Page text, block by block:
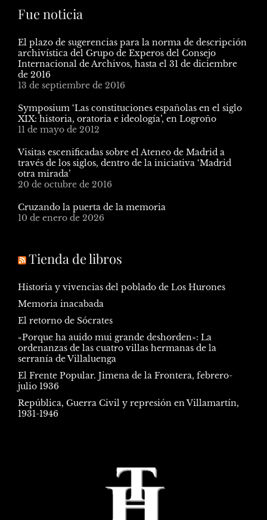
Fue noticia
El plazo de sugerencias para la norma de descripción
archivística del Grupo de Experos del Consejo
Internacional de Archivos, hasta el 31 de diciembre
de 2016
13 de septiembre de 2016
Symposium ‘Las constituciones españolas en el siglo
XIX: historia, oratoria e ideología’, en Logroño
11 de mayo de 2012
Visitas escenificadas sobre el Ateneo de Madrid a
través de los siglos, dentro de la iniciativa ‘Madrid
otra mirada’
20 de octubre de 2016
Cruzando la puerta de la memoria
10 de enero de 2026
Tienda de libros
Historia y vivencias del poblado de Los Hurones
Memoria inacabada
El retorno de Sócrates
«Porque ha auido mui grande deshorden»: La
ordenanzas de las cuatro villas hermanas de la
serranía de Villaluenga
El Frente Popular. Jimena de la Frontera, febrero-
julio 1936
República, Guerra Civil y represión en Villamartín,
1931-1946